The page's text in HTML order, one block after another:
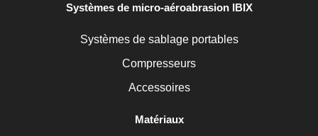
Systèmes de micro-aéroabrasion IBIX
Systèmes de sablage portables
Compresseurs
Accessoires
Matériaux